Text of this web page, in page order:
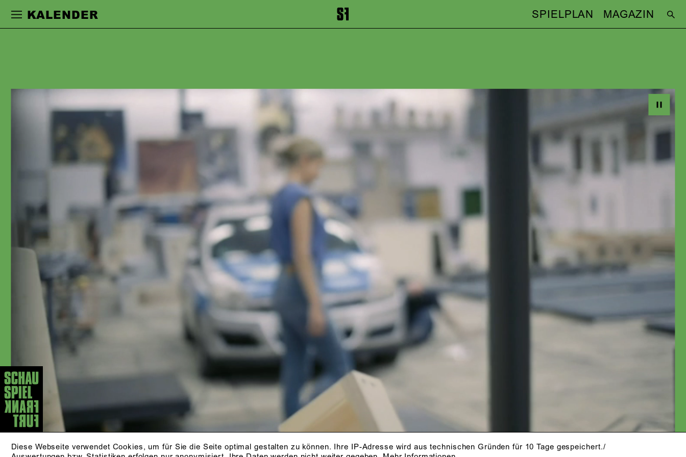
Zur Hauptnavigation springen Zum Footer springen
KALENDER SPIELPLAN MAGAZIN
Diese Webseite verwendet Cookies, um für Sie die Seite optimal gestalten zu können. Ihre IP-Adresse wird aus technischen Gründen für 10 Tage gespeichert./
sie an Häuser in Frankfurt, Berlin, Köln
und Düsseldorf, wo sie mit
Baumgarten, Herbert Fritsch, Nicolas
Stemann, Nele Stuhler und Jan
Christian Weise, Kay Voges, Miloš
Loliċ, Claudia Bauer, Mateja Koležnik,
Timofej Kuljabin, Christian Friedel, Jan
Bosse, Johanna Wehner und Luise
In der Spielzeit 2002/2003 wurde sie
als »Beste Nachwuchsschauspielerin«
in der Zeitschrift »Theater heute«
nominiert. 2006 erhielt sie den
Publikumspreis in Bad Hersfeld, 2015
am Düsseldorfer Schauspielhaus. Mit
der Spielzeit 2017/18 kam sie als
Schauspiel Frankfurt. Anna Kubin
wurde für ihre Darstellung als Hedda
Gabler in der Regie von Mateja
Koležnik in »Theater heute« 2022 als
beste Schauspielerin nominiert.
Außerdem wirkt sie regelmäßig bei
Film- und Fernsehproduktionen mit und
ist als Sprecherin beim Hörfunk tätig.
AKTUELLE STÜCKE
KLEINER MANN - WAS